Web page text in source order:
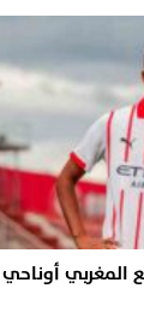
المغربي أوناحي